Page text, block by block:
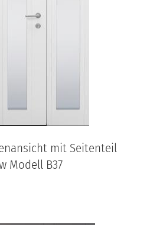
mit Seitenteil
Modell B37